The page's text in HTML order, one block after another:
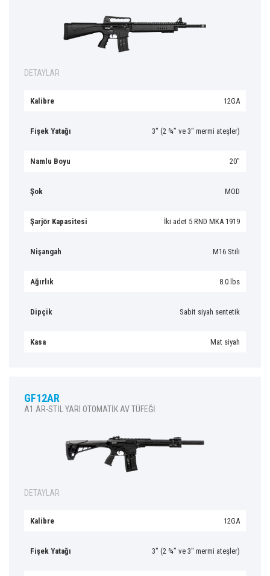
DETAYLAR
Kalibre 12GA
Fişek Yatağı 3″ (2 ¾” ve 3″ mermi ateşler)
Namlu Boyu 20″
Şok MOD
Şarjör Kapasitesi İki adet 5 RND MKA 1919
Nişangah M16 Stili
Ağırlık 8.0 lbs
Dipçik Sabit siyah sentetik
Kasa Mat siyah
GF12AR
A1 AR-STİL YARI OTOMATİK AV TÜFEĞİ
DETAYLAR
Kalibre 12GA
Fişek Yatağı 3″ (2 ¾” ve 3″ mermi ateşler)